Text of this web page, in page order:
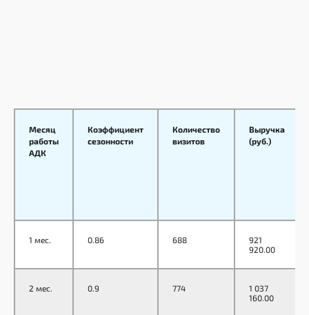
Месяц
работы
АДК
Коэффициент
сезонности
Количество
визитов
Выручка
(руб.)
1 мес. 0.86 688
921
920.00
2 мес. 0.9 774
1 037
160.00